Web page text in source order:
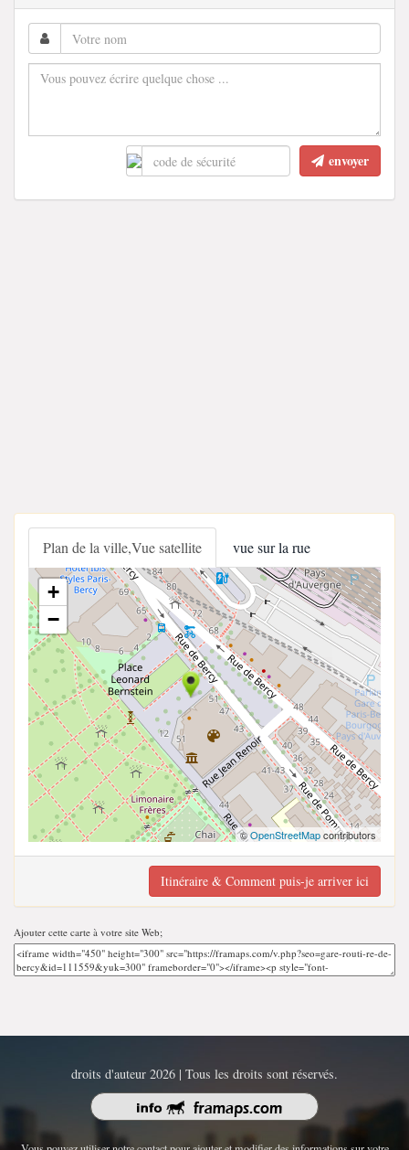
envoyer
Plan de la ville,Vue satellite vue sur la rue
+
−
©OpenStreetMapcontributors
Itinéraire & Comment puis-je arriver ici
Ajouter cette carte à votre site Web;
droits d'auteur 2026 | Tous les droits sont réservés.